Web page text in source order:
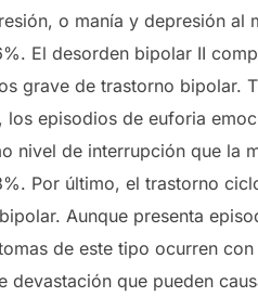
o manía y depresión al
El desorden bipolar II
grave de trastorno bipolar.
los episodios de euforia
nivel de interrupción que la
Por último, el trastorno
Aunque presenta
de este tipo ocurren
devastación que pueden